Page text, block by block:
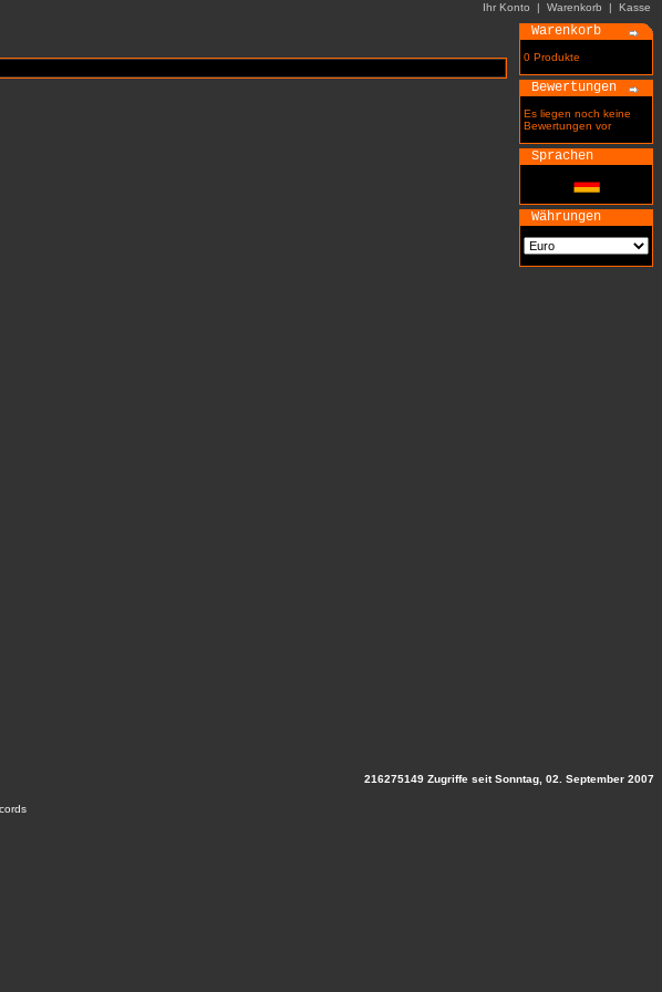
Ihr Konto | Warenkorb | Kasse
Warenkorb
0 Produkte
Bewertungen
Es liegen noch keine
Bewertungen vor
Sprachen
Währungen
216275149 Zugriffe seit Sonntag, 02. September 2007